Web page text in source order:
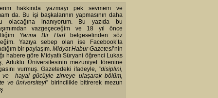
hakkında yazmayı pek sevmem ve
da. Bu işi başkalarının yapmasının daha
olacağına inanıyorum. Bu yazıda bu
vazgeçeceğim ve 18 yıl önce
Yarına Bir Harfbelgeselinden söz
Yazıya sebep olan ise Facebook’ta
bir paylaşım. Midyat Habur Gazetesi’nin
habere göre Midyatlı Süryani öğrenci Lukas
Artuklu Üniversitesinin mezuniyet törenine
vurmuş. Gazetedeki ifadeyle, “disiplini,
ve hayal gücüyle zirveye ulaşarak bölüm,
ve üniversiteyi” birincilikle bitirerek mezun